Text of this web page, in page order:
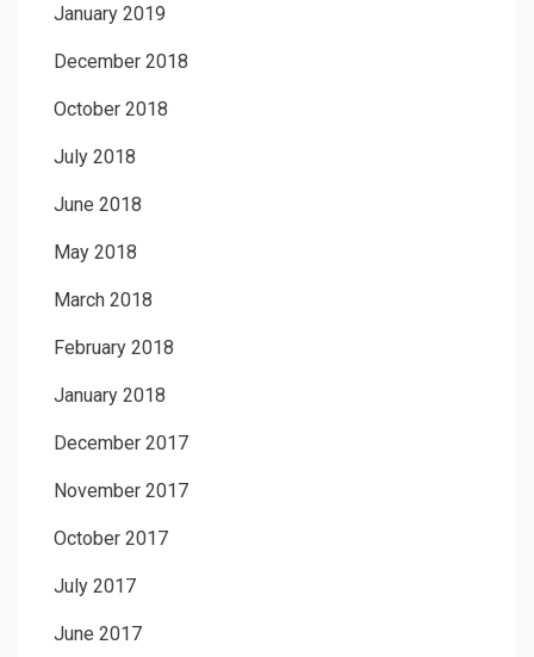
January 2019
December 2018
October 2018
July 2018
June 2018
May 2018
March 2018
February 2018
January 2018
December 2017
November 2017
October 2017
July 2017
June 2017